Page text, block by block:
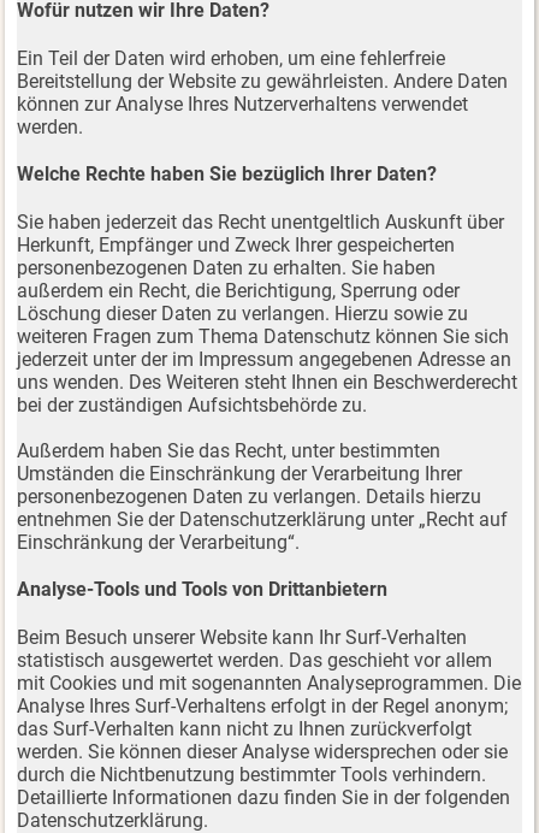
Wofür nutzen wir Ihre Daten?
Ein Teil der Daten wird erhoben, um eine fehlerfreie
Bereitstellung der Website zu gewährleisten. Andere Daten
können zur Analyse Ihres Nutzerverhaltens verwendet
werden.
Welche Rechte haben Sie bezüglich Ihrer Daten?
Sie haben jederzeit das Recht unentgeltlich Auskunft über
Herkunft, Empfänger und Zweck Ihrer gespeicherten
personenbezogenen Daten zu erhalten. Sie haben
außerdem ein Recht, die Berichtigung, Sperrung oder
Löschung dieser Daten zu verlangen. Hierzu sowie zu
weiteren Fragen zum Thema Datenschutz können Sie sich
jederzeit unter der im Impressum angegebenen Adresse an
uns wenden. Des Weiteren steht Ihnen ein Beschwerderecht
bei der zuständigen Aufsichtsbehörde zu.
Außerdem haben Sie das Recht, unter bestimmten
Umständen die Einschränkung der Verarbeitung Ihrer
personenbezogenen Daten zu verlangen. Details hierzu
entnehmen Sie der Datenschutzerklärung unter „Recht auf
Einschränkung der Verarbeitung“.
Analyse-Tools und Tools von Drittanbietern
Beim Besuch unserer Website kann Ihr Surf-Verhalten
statistisch ausgewertet werden. Das geschieht vor allem
mit Cookies und mit sogenannten Analyseprogrammen. Die
Analyse Ihres Surf-Verhaltens erfolgt in der Regel anonym;
das Surf-Verhalten kann nicht zu Ihnen zurückverfolgt
werden. Sie können dieser Analyse widersprechen oder sie
durch die Nichtbenutzung bestimmter Tools verhindern.
Detaillierte Informationen dazu finden Sie in der folgenden
Datenschutzerklärung.